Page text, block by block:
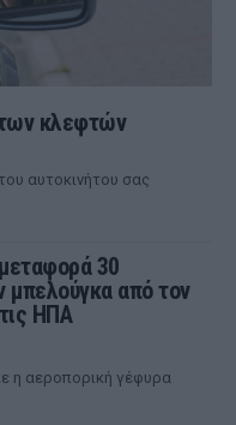
κλεφτών
αυτοκινήτου σας
30
μπελούγκα από τον
ΗΠΑ
η αεροπορική γέφυρα